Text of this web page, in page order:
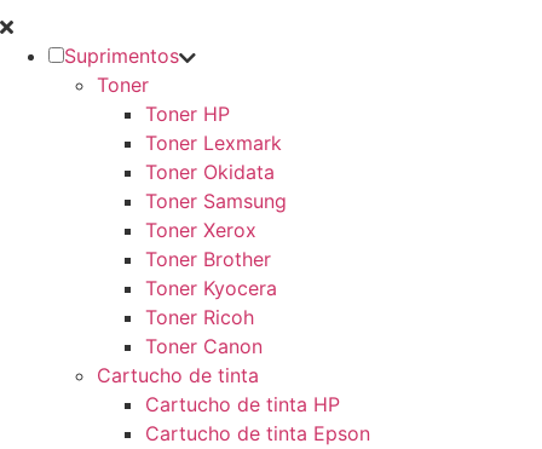
Suprimentos
Toner
Toner HP
Toner Lexmark
Toner Okidata
Toner Samsung
Toner Xerox
Toner Brother
Toner Kyocera
Toner Ricoh
Toner Canon
Cartucho de tinta
Cartucho de tinta HP
Cartucho de tinta Epson